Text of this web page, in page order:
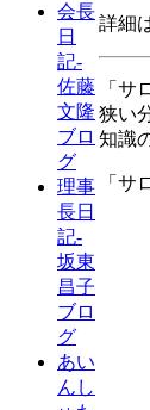
会長
日
記-
佐藤
文隆
ブロ
グ
理事
長日
記-
坂東
昌子
ブロ
グ
あい
んし
詳細
「
狭い
知識
「